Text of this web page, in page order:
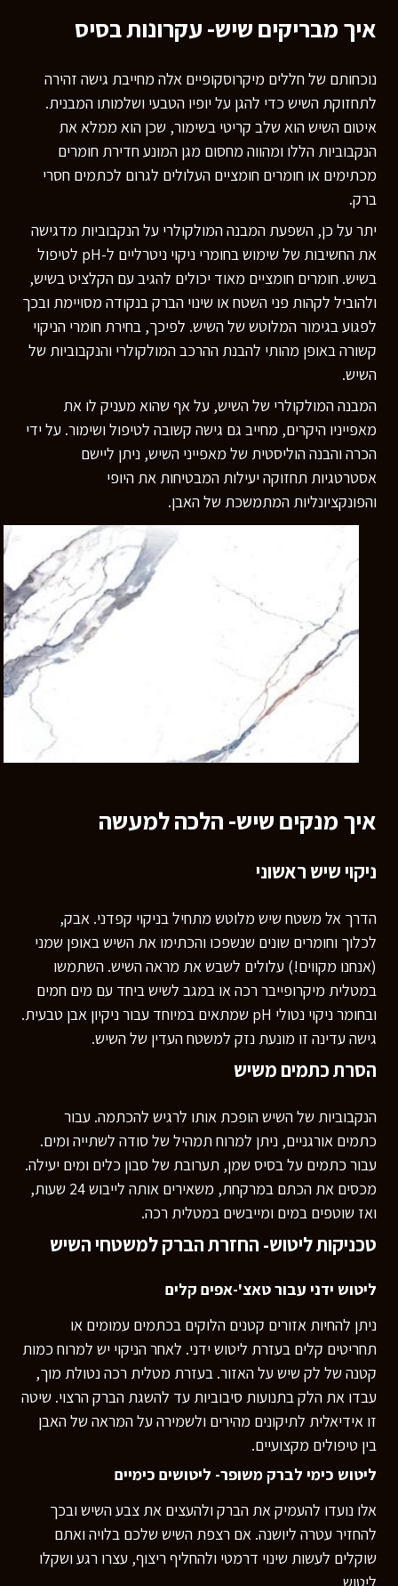
איך מבריקים שיש- עקרונות בסיס
נוכחותם של חללים מיקרוסקופיים אלה מחייבת גישה זהירה
לתחזוקת השיש כדי להגן על יופיו הטבעי ושלמותו המבנית.
איטום השיש הוא שלב קריטי בשימור, שכן הוא ממלא את
הנקבוביות הללו ומהווה מחסום מגן המונע חדירת חומרים
מכתימים או חומרים חומציים העלולים לגרום לכתמים חסרי
ברק.
יתר על כן, השפעת המבנה המולקולרי על הנקבוביות מדגישה
את החשיבות של שימוש בחומרי ניקוי ניטרליים ל-pH לטיפול
בשיש. חומרים חומציים מאוד יכולים להגיב עם הקלציט בשיש,
ולהוביל לקהות פני השטח או שינוי הברק בנקודה מסויימת ובכך
לפגוע בגימור המלוטש של השיש. לפיכך, בחירת חומרי הניקוי
קשורה באופן מהותי להבנת ההרכב המולקולרי והנקבוביות של
השיש.
המבנה המולקולרי של השיש, על אף שהוא מעניק לו את
מאפייניו היקרים, מחייב גם גישה קשובה לטיפול ושימור. על ידי
הכרה והבנה הוליסטית של מאפייני השיש, ניתן ליישם
אסטרטגיות תחזוקה יעילות המבטיחות את היופי
והפונקציונליות המתמשכת של האבן.
איך מנקים שיש- הלכה למעשה
ניקוי שיש ראשוני
הדרך אל משטח שיש מלוטש מתחיל בניקוי קפדני. אבק,
לכלוך וחומרים שונים שנשפכו והכתימו את השיש באופן שמני
(אנחנו מקווים!) עלולים לשבש את מראה השיש. השתמשו
במטלית מיקרופייבר רכה או במגב לשיש ביחד עם מים חמים
ובחומר ניקוי נטולי pH שמתאים במיוחד עבור ניקיון אבן טבעית.
גישה עדינה זו מונעת נזק למשטח העדין של השיש.
הסרת כתמים משיש
הנקבוביות של השיש הופכת אותו לרגיש להכתמה. עבור
כתמים אורגניים, ניתן למרוח תמהיל של סודה לשתייה ומים.
עבור כתמים על בסיס שמן, תערובת של סבון כלים ומים יעילה.
מכסים את הכתם במרקחת, משאירים אותה לייבוש 24 שעות,
ואז שוטפים במים ומייבשים במטלית רכה.
טכניקות ליטוש- החזרת הברק למשטחי השיש
ליטוש ידני עבור טאצ'-אפים קלים
ניתן להחיות אזורים קטנים הלוקים בכתמים עמומים או
תחריטים קלים בעזרת ליטוש ידני. לאחר הניקוי יש למרוח כמות
קטנה של לק שיש על האזור. בעזרת מטלית רכה נטולת מוך,
עבדו את הלק בתנועות סיבוביות עד להשגת הברק הרצוי. שיטה
זו אידיאלית לתיקונים מהירים ולשמירה על המראה של האבן
בין טיפולים מקצועיים.
ליטוש כימי לברק משופר- ליטושים כימיים
אלו נועדו להעמיק את הברק ולהעצים את צבע השיש ובכך
להחזיר עטרה ליושנה. אם רצפת השיש שלכם בלויה ואתם
שוקלים לעשות שינוי דרמטי ולהחליף ריצוף, עצרו רגע ושקלו
ליטוש.
רוצים לדעת יותר?
השאירו פרטים ונחזור אליכם
בהקדם